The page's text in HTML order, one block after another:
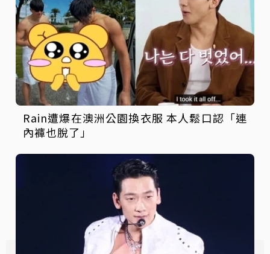
Rain遭爆在澳洲公園換衣服 本人鬆口認「連
內褲也脫了」